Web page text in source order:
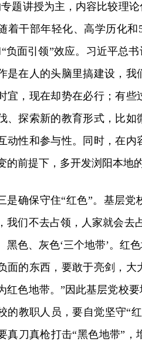
题讲授为主，内容比较理
着干部年轻化、高学历化和
负面引领”效应。习近平总
是在人的头脑里搞建设，
宜，现在却势在必行；有
、探索新的教育形式，比如
动性和参与性。同时，在
的前提下，多开发浏阳本地
是确保守住“红色”。基层
我们不去占领，人家就会去
黑色、灰色‘三个地带’。红
面的东西，要敢于亮剑，
红色地带。”因此基层党校
的教职人员，要自觉坚守“
真刀真枪打击“黑色地带”